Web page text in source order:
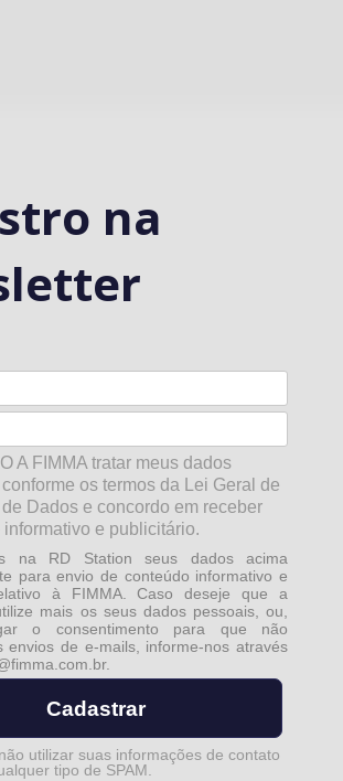
na
A FIMMA tratar meus dados
os termos da Lei Geral de
de Dados e concordo em receber
informativo e publicitário.
na RD Station seus dados acima
para envio de conteúdo informativo e
à FIMMA. Caso deseje que a
mais os seus dados pessoais, ou,
o consentimento para que não
envios de e-mails, informe-nos através
.
Cadastrar
utilizar suas informações de contato
tipo de SPAM.